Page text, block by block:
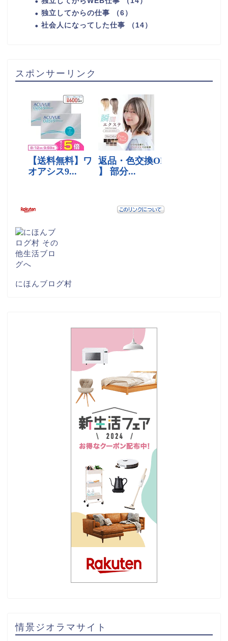
独立してからの仕事 （6）
社会人になってした仕事 （14）
スポンサーリンク
にほんブログ村
情景ジオラマサイト